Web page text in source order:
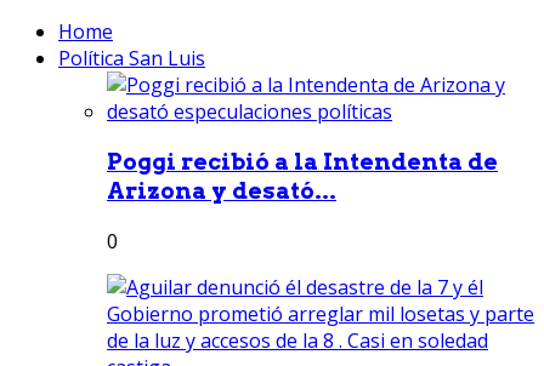
Home
Política San Luis
Poggi recibió a la Intendenta de
Arizona y desató...
0